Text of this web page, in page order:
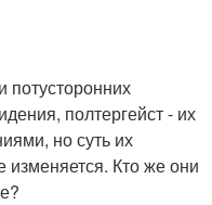
потусторонних
полтергейст - их
но суть их
изменяется. Кто же они